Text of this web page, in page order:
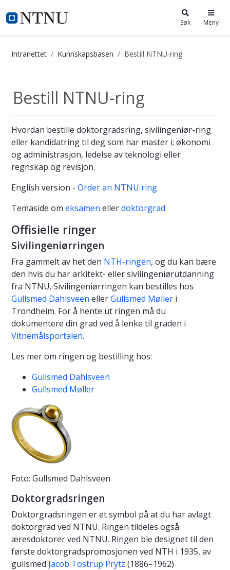
i.ntnu.no Søk Meny
Intranettet Kunnskapsbasen Bestill NTNU-ring
Bestill NTNU-ring
Hvordan bestille doktorgradsring, sivilingeniør-ring
eller kandidatring til deg som har master i; økonomi
og administrasjon, ledelse av teknologi eller
regnskap og revisjon.
English version - Order an NTNU ring
Temaside om eksamen ellerdoktorgrad
Offisielle ringer
Sivilingeniørringen
Fra gammelt av het den NTH-ringen, og du kan bære
den hvis du har arkitekt- eller sivilingeniørutdanning
fra NTNU. Sivilingeniørringen kan bestilles hos
Gullsmed Dahlsveen ellerGullsmed Møller i
Trondheim. For å hente ut ringen må du
dokumentere din grad ved å lenke til graden i
Vitnemålsportalen.
Les mer om ringen og bestilling hos:
Gullsmed Dahlsveen
Gullsmed Møller
Foto: Gullsmed Dahlsveen
Doktorgradsringen
Doktorgradsringen er et symbol på at du har avlagt
doktorgrad ved NTNU. Ringen tildeles også
æresdoktorer ved NTNU. Ringen ble designet til den
første doktorgradspromosjonen ved NTH i 1935, av
gullsmed Jacob Tostrup Prytz (1886–1962)